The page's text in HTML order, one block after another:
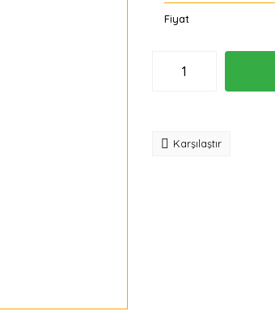
Fiyat
Karşılaştır